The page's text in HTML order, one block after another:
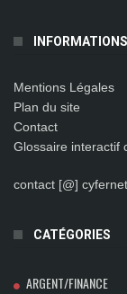
INFORMATIONS
Mentions Légales
Plan du site
Contact
Glossaire interactif
contact [@]
CATÉGORIES
ARGENT/FINANCE